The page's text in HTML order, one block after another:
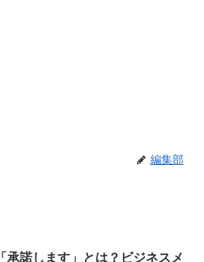
編集部
「承諾します」とは？ビジネスメ